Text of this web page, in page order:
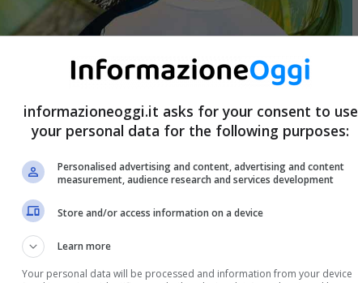
informazioneoggi.it asks for your consent to use
your personal data for the following purposes:
Personalised advertising and content, advertising and content
measurement, audience research and services development
Store and/or access information on a device
Learn more
Your personal data will be processed and information from your device